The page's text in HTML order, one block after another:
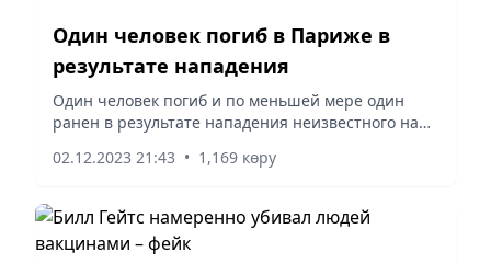
Один человек погиб в Париже в
результате нападения
Один человек погиб и по меньшей мере один
ранен в результате нападения неизвестного на
Париже. Полицейским удалось задержать
02.12.2023 21:43 • 1,169 көру